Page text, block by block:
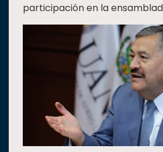
Nacional
participación en la